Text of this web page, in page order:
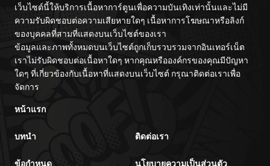
เว็บไซต์นี้ให้บริการเนื้อหาการ์ตูนเพื่อความบันเทิงเท่านั้นและไม่มี
ความรับผิดชอบต่อความเสียหายใดๆ เนื้อหาการโฆษณาหรือลิงก์
ของบุคคลที่สามที่แสดงบนเว็บไซต์ของเรา
ข้อมูลและภาพทั้งหมดบนเว็บไซต์ถูกเก็บรวบรวมจากอินเทอร์เน็ต
เราไม่รับผิดชอบต่อเนื้อหาใดๆ หากคุณหรือองค์กรของคุณมีปัญหา
ใดๆ ที่เกี่ยวข้องกับเนื้อหาที่แสดงบนเว็บไซต์ กรุณาติดต่อเราเพื่อ
จัดการ
หน้าแรก
บทนำ ติดต่อเรา
ข้อกำหนด นโยบายความเป็นส่วนตัว